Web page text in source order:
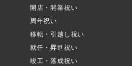
開店・開業祝い
周年祝い
移転・引越し祝い
就任・昇進祝い
竣工・落成祝い